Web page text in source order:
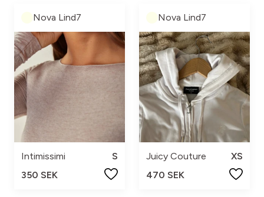
Nova Lind7
Intimissimi
S
350 SEK
Nova Lind7
Juicy Couture
XS
470 SEK